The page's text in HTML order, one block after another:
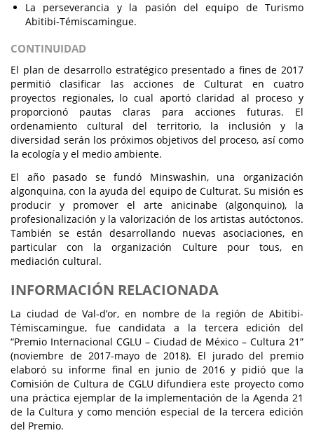
La perseverancia y la pasión del equipo de Turismo
Abitibi-Témiscamingue.
CONTINUIDAD
El plan de desarrollo estratégico presentado a fines de 2017
permitió clasificar las acciones de Culturat en cuatro
proyectos regionales, lo cual aportó claridad al proceso y
proporcionó pautas claras para acciones futuras. El
ordenamiento cultural del territorio, la inclusión y la
diversidad serán los próximos objetivos del proceso, así como
la ecología y el medio ambiente.
El año pasado se fundó Minswashin, una organización
algonquina, con la ayuda del equipo de Culturat. Su misión es
producir y promover el arte anicinabe (algonquino), la
profesionalización y la valorización de los artistas autóctonos.
También se están desarrollando nuevas asociaciones, en
particular con la organización Culture pour tous, en
mediación cultural.
INFORMACIÓN RELACIONADA
La ciudad de Val-d’or, en nombre de la región de Abitibi-
Témiscamingue, fue candidata a la tercera edición del
“Premio Internacional CGLU – Ciudad de México – Cultura 21”
(noviembre de 2017-mayo de 2018). El jurado del premio
elaboró su informe final en junio de 2016 y pidió que la
Comisión de Cultura de CGLU difundiera este proyecto como
una práctica ejemplar de la implementación de la Agenda 21
de la Cultura y como mención especial de la tercera edición
del Premio.